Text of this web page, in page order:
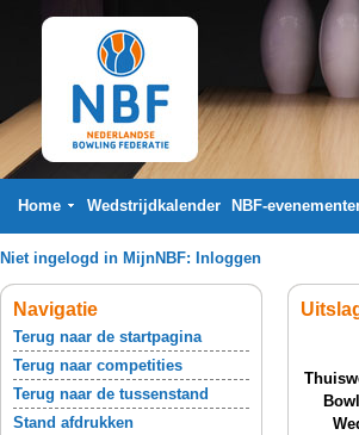
Home Wedstrijdkalender NBF-
Niet ingelogd in MijnNBF: Inloggen
Navigatie
Terug naar de startpagina
Terug naar competities
Terug naar de tussenstand
Stand afdrukken